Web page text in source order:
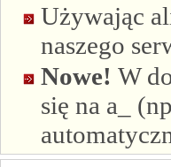
Używając
naszego
Nowe! W
się na a_